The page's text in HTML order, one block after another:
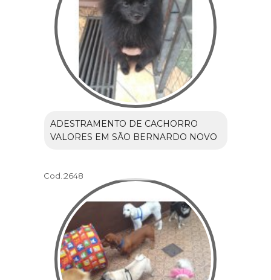
ADESTRAMENTO DE CACHORRO
VALORES EM SÃO BERNARDO NOVO
Cod.:2648